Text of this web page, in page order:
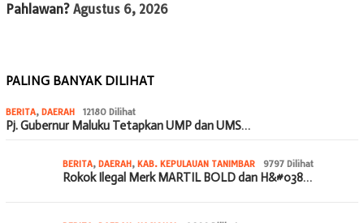
Pahlawan? Agustus 6, 2026
PALING BANYAK DILIHAT
BERITA, DAERAH 12180 Dilihat
Pj. Gubernur Maluku Tetapkan UMP dan UMS…
BERITA, DAERAH, KAB. KEPULAUAN TANIMBAR 9797 Dilihat
Rokok Ilegal Merk MARTIL BOLD dan H&#038…